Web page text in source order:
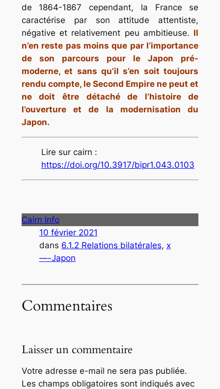
de 1864-1867 cependant, la France se
caractérise par son attitude attentiste,
négative et relativement peu ambitieuse. Il
n’en reste pas moins que par l’importance
de son parcours pour le Japon pré-
moderne, et sans qu’il s’en soit toujours
rendu compte, le Second Empire ne peut et
ne doit être détaché de l’histoire de
l’ouverture et de la modernisation du
Japon.
Lire sur cairn :
https://doi.org/10.3917/bipr1.043.0103
Cairn Info
10 février 2021
dans 6.1.2 Relations bilatérales, x
—-Japon
Commentaires
Laisser un commentaire
Votre adresse e-mail ne sera pas publiée.
Les champs obligatoires sont indiqués avec